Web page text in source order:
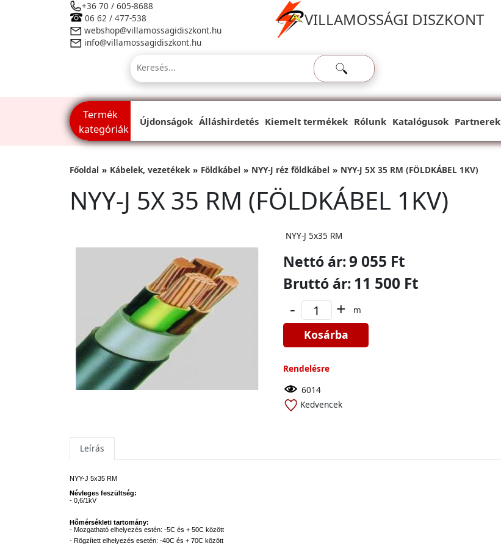
+36 70 / 605-8688
06 62 / 477-538
webshop@villamossagidiszkont.hu
info@villamossagidiszkont.hu
VILLAMOSSÁGI DISZKONT
Termék
kategóriák
Újdonságok Álláshirdetés Kiemelt termékek Rólunk Katalógusok Partnerek
Főoldal Kábelek, vezetékek Földkábel NYY-J réz földkábel NYY-J 5X 35 RM (FÖLDKÁBEL 1KV)
NYY-J 5X 35 RM (FÖLDKÁBEL 1KV)
NYY-J 5x35 RM
Nettó ár:9 055 Ft
Bruttó ár:11 500 Ft
- + m
Kosárba
Rendelésre
6014
Kedvencek
Leírás
NYY-J 5x35 RM
Névleges feszültség:
- 0,6/1kV
Hőmérsékleti tartomány:
- Mozgatható elhelyezés estén: -5C és + 50C között
- Rögzített elhelyezés esetén: -40C és + 70C között